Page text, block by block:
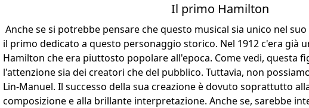
Il primo Hamilton
Anche se si potrebbe pensare che questo musical sia unico nel
il primo dedicato a questo personaggio storico. Nel 1912 c'era già
Hamilton che era piuttosto popolare all'epoca. Come vedi, questa
l'attenzione sia dei creatori che del pubblico. Tuttavia, non
Lin-Manuel. Il successo della sua creazione è dovuto soprattutto
composizione e alla brillante interpretazione. Anche se, sarebbe